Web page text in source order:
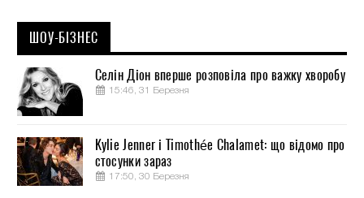
ШОУ-БІЗНЕС
Селін Діон вперше розповіла про важку хворобу
15:46, 31 Березня
Kylie Jenner і Timothée Chalamet: що відомо про
стосунки зараз
17:50, 30 Березня